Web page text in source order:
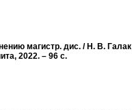
магистр. дис. / Н. В. Галак
2022. – 96 с.